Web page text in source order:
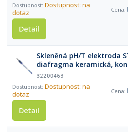
Dostupnost: na
dotaz
Detail
Skleněná pH/T elektroda
diafragma keramická,
(1m kabel)
32200463
Dostupnost: na
dotaz
Detail